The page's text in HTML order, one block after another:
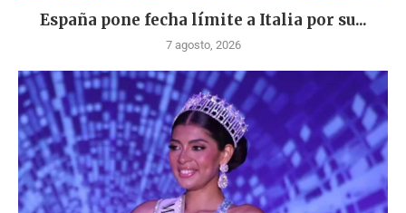
España pone fecha límite a Italia por su...
7 agosto, 2026